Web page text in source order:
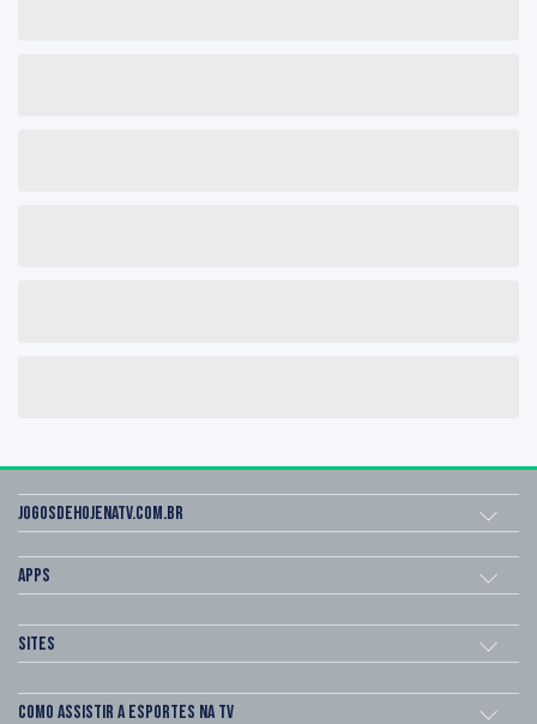
Jogosdehojenatv.com.br
Apps
Sites
Como assistir a esportes na TV